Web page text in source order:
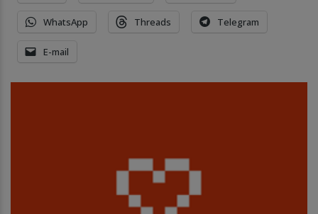
WhatsApp Threads Telegram
E-mail